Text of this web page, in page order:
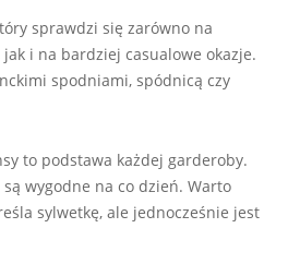
sprawdzi się zarówno na
i na bardziej casualowe okazje.
spodniami, spódnicą czy
to podstawa każdej garderoby.
wygodne na co dzień. Warto
sylwetkę, ale jednocześnie jest